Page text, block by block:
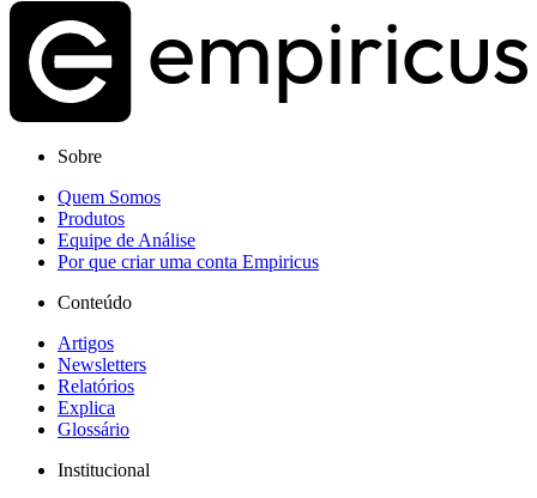
Sobre
Quem Somos
Produtos
Equipe de Análise
Por que criar uma conta Empiricus
Conteúdo
Artigos
Newsletters
Relatórios
Explica
Glossário
Institucional